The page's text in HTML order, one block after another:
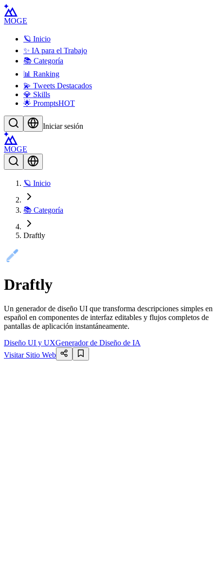
MOGE
🪐 Inicio
✨ IA para el Trabajo
📚 Categoría
📊 Ranking
💫 Tweets Destacados
💎 Skills
🌟 PromptsHOT
Iniciar sesión
MOGE
🪐 Inicio
📚 Categoría
Draftly
Draftly
Un generador de diseño UI que transforma descripciones simples en
español en componentes de interfaz editables y flujos completos de
pantallas de aplicación instantáneamente.
Diseño UI y UXGenerador de Diseño de IA
Visitar Sitio Web